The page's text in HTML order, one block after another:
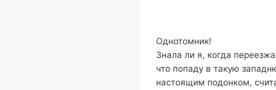
Однотомник!
Знала ли я, когда
что попаду в такую
настоящим подонком,